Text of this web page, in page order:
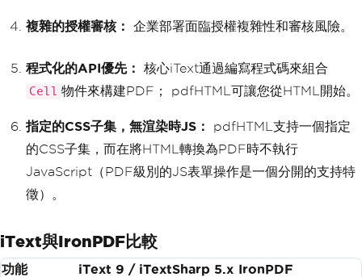
複雜的授權審核： 企業部署面臨授權複雜性和審核風險。
程式化的API優先： 核心iText通過編寫程式碼來組合
Cell 物件來構建PDF； pdfHTML可讓您從HTML開始。
指定的CSS子集，無渲染時JS：
pdfHTML支持一個指定
的CSS子集，而在將HTML轉換為PDF時不執行
JavaScript（PDF級別的JS表單操作是一個分開的支持特
徵）。
iText與IronPDF比較
功能 iText 9 / iTextSharp 5.x IronPDF